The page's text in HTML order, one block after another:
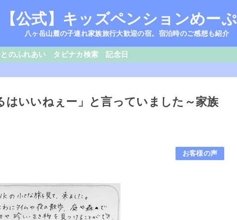
【公式】キッズペンションめー
八ヶ岳山麓の子連れ家族旅行大歓迎の宿。宿泊時のご感想も紹介
のふれあい タビナカ検索 記念日
はいいねぇー」と言っていました～家族
お客様の声